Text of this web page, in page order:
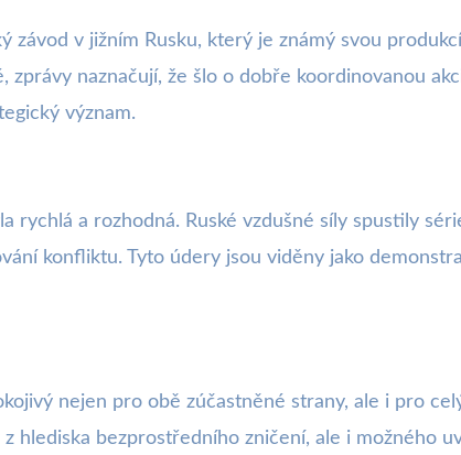
závod v jižním Rusku, který je známý svou
zprávy naznačují, že šlo o dobře koordinovanou
význam.
rychlá a rozhodná. Ruské vzdušné síly spustily
konfliktu. Tyto údery jsou viděny jako
nejen pro obě zúčastněné strany, ale i pro
hlediska bezprostředního zničení, ale i možného